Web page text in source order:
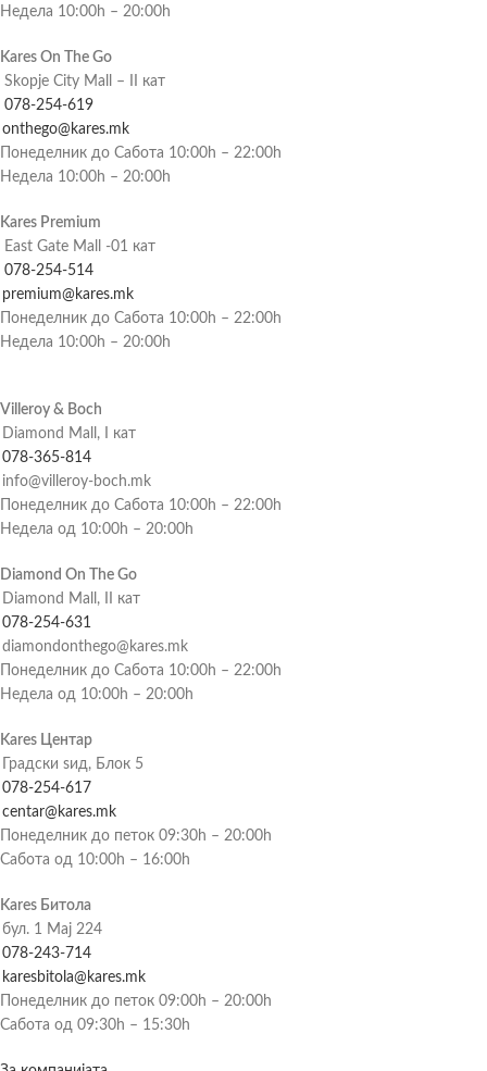
Недела 10:00h – 20:00h
Kares On The Go
Skopje City Mall – II кат
078-254-619
onthego@kares.mk
Понеделник до Сабота 10:00h – 22:00h
Недела 10:00h – 20:00h
Kares Premium
East Gate Mall -01 кат
078-254-514
premium@kares.mk
Понеделник до Сабота 10:00h – 22:00h
Недела 10:00h – 20:00h
Villeroy & Boch
Diamond Mall, I кат
078-365-814
info@villeroy-boch.mk
Понеделник до Сабота 10:00h – 22:00h
Недела од 10:00h – 20:00h
Diamond On The Go
Diamond Mall, II кат
078-254-631
diamondonthego@kares.mk
Понеделник до Сабота 10:00h – 22:00h
Недела од 10:00h – 20:00h
Kares Центар
Градски ѕид, Блок 5
078-254-617
centar@kares.mk
Понеделник до петок 09:30h – 20:00h
Сабота од 10:00h – 16:00h
Kares Битола
бул. 1 Мај 224
078-243-714
karesbitola@kares.mk
Понеделник до петок 09:00h – 20:00h
Сабота од 09:30h – 15:30h